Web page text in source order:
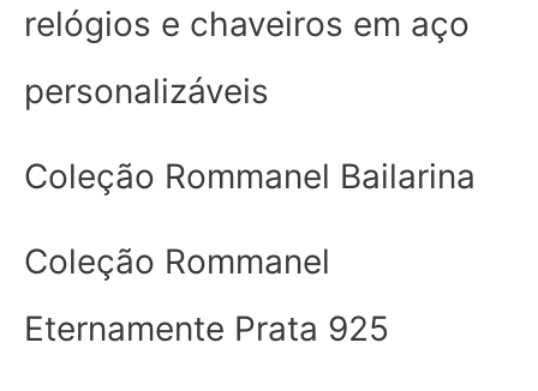
relógios e chaveiros em aço
personalizáveis
Coleção Rommanel Bailarina
Coleção Rommanel
Eternamente Prata 925